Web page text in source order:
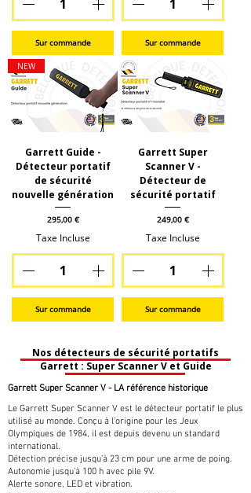
Sur commande Sur commande
NEW
Garrett Guide -
Détecteur portatif
de sécurité
nouvelle génération
Prix
295,00 €
Taxe Incluse
Sur commande
Garrett Super
Scanner V -
Détecteur de
sécurité portatif
Prix
249,00 €
Taxe Incluse
Sur commande
Nos détecteurs de sécurité portatifs
Garrett : Super Scanner V et Guide
Garrett Super Scanner V - LA référence historique
Le Garrett Super Scanner V est le détecteur portatif le plus
utilisé au monde. Conçu à l’origine pour les Jeux
Olympiques de 1984, il est depuis devenu un standard
international.
Détection précise jusqu’à 23 cm pour une arme de poing.
Autonomie jusqu’à 100 h avec pile 9V.
Alerte sonore, LED et vibration.